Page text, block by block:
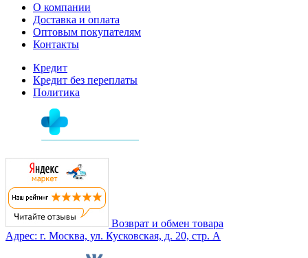
О компании
Доставка и оплата
Оптовым покупателям
Контакты
Кредит
Кредит без переплаты
Политика
Возврат и обмен товара
Адрес: г. Москва, ул. Кусковская, д. 20, стр. А